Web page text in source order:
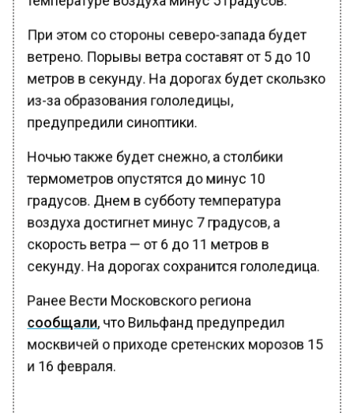
При этом со стороны северо-запада будет
ветрено. Порывы ветра составят от 5 до 10
метров в секунду. На дорогах будет скользко
из-за образования гололедицы,
предупредили синоптики.
Ночью также будет снежно, а столбики
термометров опустятся до минус 10
градусов. Днем в субботу температура
воздуха достигнет минус 7 градусов, а
скорость ветра — от 6 до 11 метров в
секунду. На дорогах сохранится гололедица.
Ранее Вести Московского региона
сообщали, что Вильфанд предупредил
москвичей о приходе сретенских морозов 15
и 16 февраля.